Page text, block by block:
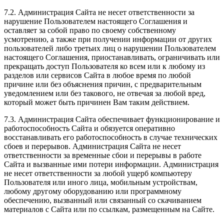
7.2. Администрация Сайта не несет ответственности за
нарушение Пользователем настоящего Соглашения и
оставляет за собой право по своему собственному
усмотрению, а также при получении информации от других
пользователей либо третьих лиц о нарушении Пользователем
настоящего Соглашения, приостанавливать, ограничивать или
прекращать доступ Пользователя ко всем или к любому из
разделов или сервисов Сайта в любое время по любой
причине или без объяснения причин, с предварительным
уведомлением или без такового, не отвечая за любой вред,
который может быть причинен Вам таким действием.
7.3. Администрация Сайта обеспечивает функционирование и
работоспособность Сайта и обязуется оперативно
восстанавливать его работоспособность в случае технических
сбоев и перерывов. Администрация Сайта не несет
ответственности за временные сбои и перерывы в работе
Сайта и вызванные ими потери информации. Администрация
не несет ответственности за любой ущерб компьютеру
Пользователя или иного лица, мобильным устройствам,
любому другому оборудованию или программному
обеспечению, вызванный или связанный со скачиванием
материалов с Сайта или по ссылкам, размещенным на Сайте.